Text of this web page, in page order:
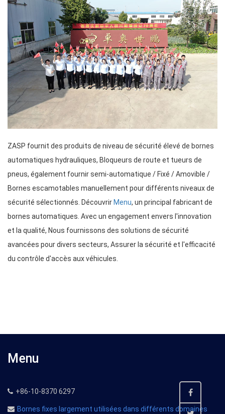
ZASP fournit des produits de niveau de sécurité élevé de bornes
automatiques hydrauliques, Bloqueurs de route et tueurs de
pneus, également fournir semi-automatique / Fixé / Amovible /
Bornes escamotables manuellement pour différents niveaux de
sécurité sélectionnés. DécouvrirMenu, un principal fabricant de
bornes automatiques. Avec un engagement envers l'innovation
et la qualité, Nous fournissons des solutions de sécurité
avancées pour divers secteurs, Assurer la sécurité et l'efficacité
du contrôle d'accès aux véhicules.
Menu
+86-10-8370 6297
Bornes fixes largement utilisées dans différents domaines